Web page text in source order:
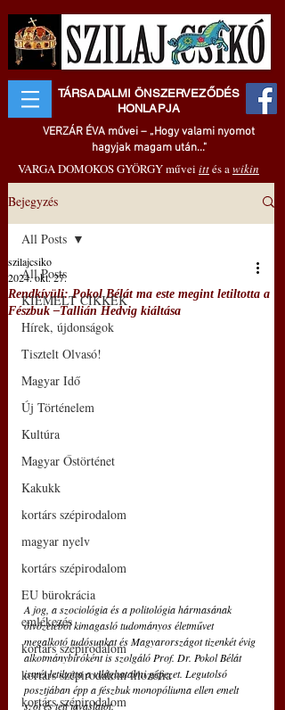
TÁRSADALMI ÖNSZERVEZŐDÉS
HONLAPJA
VERZÁR ÉVA művei – „Hogy valami nyomot
hagyjak magam után..."
VARGA DOMOKOS GYÖRGY művei ittés awikin
Bejegyzés
All Posts
KIEMELT CIKKEK
Hírek, újdonságok
Tisztelt Olvasó!
Magyar Idő
Új Történelem
Kultúra
Magyar Őstörténet
Kakukk
kortárs szépirodalom
magyar nyelv
kortárs szépirodalom
EU bürokrácia
emlékezés
kortárs szépirodalom
kortárs szépirodalom filozófia
kortárs szépirodalom
All Posts
Rendkívüli: Pokol Bélát ma este megint letiltotta a
Fészbuk ‒Tallián Hedvig kiáltása
szilajcsiko
2024. okt. 27.
A jog, a szociológia és a politológia hármasának
ötvözetéből kimagasló tudományos életművet
megalkotó tudósunkat és Magyarországot tizenkét évig
alkotmánybíróként is szolgáló Prof. Dr. Pokol Bélát
ismét letiltotta a világhatalmi gépezet. Legutolsó
posztjában épp a fészbuk monopóliuma ellen emelt
szót és tett javaslatot.